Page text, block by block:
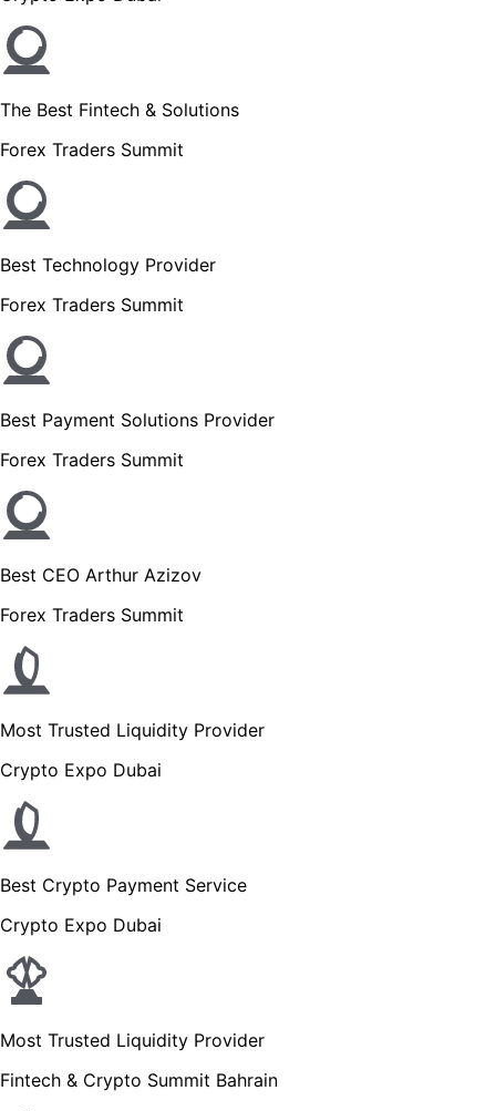
The Best Fintech & Solutions
Forex Traders Summit
Best Technology Provider
Forex Traders Summit
Best Payment Solutions Provider
Forex Traders Summit
Best CEO Arthur Azizov
Forex Traders Summit
Most Trusted Liquidity Provider
Crypto Expo Dubai
Best Crypto Payment Service
Crypto Expo Dubai
Most Trusted Liquidity Provider
Fintech & Crypto Summit Bahrain